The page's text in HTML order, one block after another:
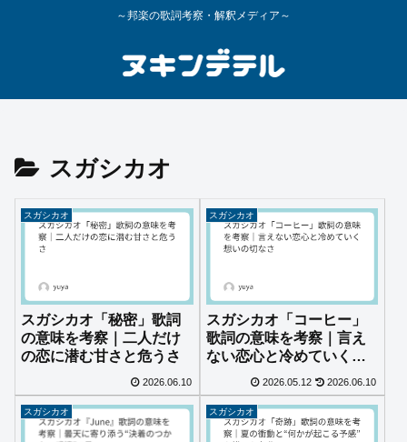
～邦楽の歌詞考察・解釈メディア～
スガシカオ
スガシカオ
スガシカオ「秘密」歌詞
の意味を考察｜二人だけ
の恋に潜む甘さと危うさ
2026.06.10
スガシカオ
スガシカオ「コーヒー」
歌詞の意味を考察｜言え
ない恋心と冷めていく想
いの切なさ
2026.05.12 2026.06.10
スガシカオ スガシカオ